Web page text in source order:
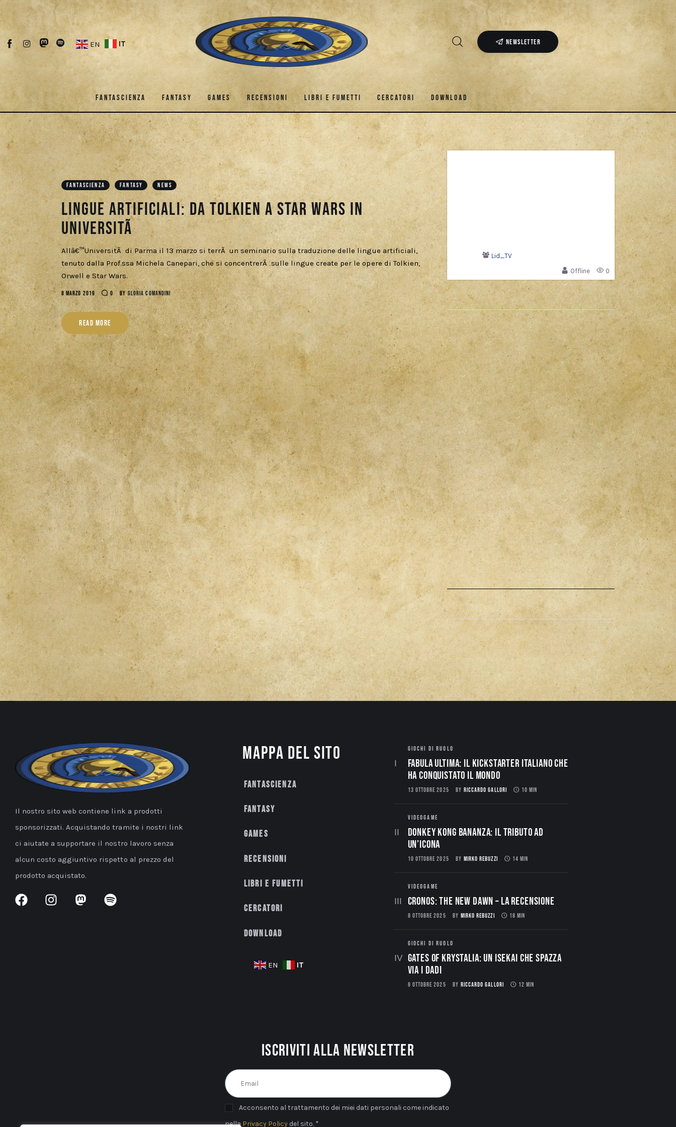
EN IT NEWSLETTER
FANTASCIENZA FANTASY GAMES RECENSIONI LIBRI E FUMETTI CERCATORI DOWNLOAD
FANTASCIENZA FANTASY GAMES RECENSIONI LIBRI E FUMETTI CERCATORI
Fantascienza
Fantasy
Recensioni
Libri e fumetti
Cercatori
Download
FANTASCIENZA FANTASY NEWS
Lingue artificiali: da Tolkien a Star Wars in
UniversitÃ
Allâ€™UniversitÃ di Parma il 13 marzo si terrÃ un seminario sulla traduzione delle lingue artificiali,
tenuto dalla Prof.ssa Michela Canepari, che si concentrerÃ sulle lingue create per le opere di Tolkien,
Orwell e Star Wars.
8 MARZO 2019 0 BY GLORIA COMANDINI
READ MORE
Lid_TV
Offline
0
Il nostro sito web contiene link a prodotti
sponsorizzati. Acquistando tramite i nostri link
ci aiutate a supportare il nostro lavoro senza
alcun costo aggiuntivo rispetto al prezzo del
prodotto acquistato.
Mappa del sito
Fantascienza
Fantasy
Games
Recensioni
Libri e fumetti
Cercatori
Download
EN IT
GIOCHI DI RUOLO
Fabula Ultima: il Kickstarter italiano che
ha conquistato il mondo
13 OTTOBRE 2025 BY RICCARDO GALLORI 10 MIN
VIDEOGAME
Donkey Kong Bananza: Il Tributo ad
un’Icona
10 OTTOBRE 2025 BY MIRKO REBUZZI 14 MIN
VIDEOGAME
CRONOS: THE NEW DAWN – La Recensione
8 OTTOBRE 2025 BY MIRKO REBUZZI 18 MIN
GIOCHI DI RUOLO
Gates of Krystalia: Un Isekai che spazza
via i dadi
6 OTTOBRE 2025 BY RICCARDO GALLORI 12 MIN
Iscriviti alla newsletter
Acconsento al trattamento dei miei dati personali come indicato
nella Privacy Policy del sito. *